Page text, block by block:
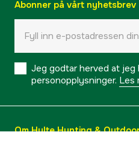
Abonner på vårt nyhetsbrev
Jeg godtar herved at
personopplysninger. Les
Om Hylte Hunting &